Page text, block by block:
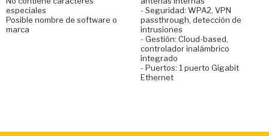
especiales
Posible nombre de software o
marca
- Seguridad: WPA2, VPN
passthrough, detección de
intrusiones
- Gestión: Cloud-based,
controlador inalámbrico
integrado
- Puertos: 1 puerto Gigabit
Ethernet